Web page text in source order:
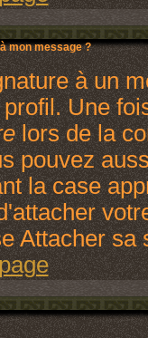
mon message ?
à un
Une
lors de la
pouvez
la case
Attacher